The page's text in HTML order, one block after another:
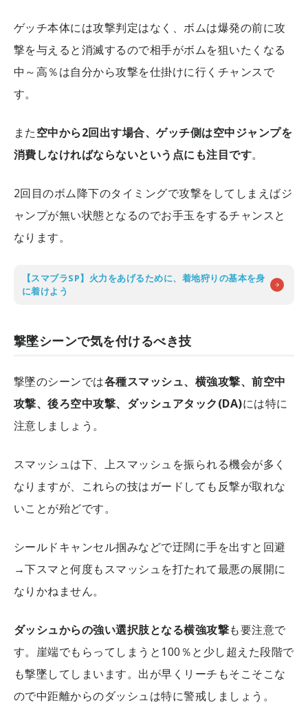
ゲッチ本体には攻撃判定はなく、ボムは爆発の前に攻
撃を与えると消滅するので相手がボムを狙いたくなる
中～高％は自分から攻撃を仕掛けに行くチャンスで
す。
また空中から2回出す場合、ゲッチ側は空中ジャンプを
消費しなければならないという点にも注目です。
2回目のボム降下のタイミングで攻撃をしてしまえばジ
ャンプが無い状態となるのでお手玉をするチャンスと
なります。
【スマブラSP】火力をあげるために、着地狩りの基本を身
に着けよう
撃墜シーンで気を付けるべき技
撃墜のシーンでは各種スマッシュ、横強攻撃、前空中
攻撃、後ろ空中攻撃、ダッシュアタック(DA)には特に
注意しましょう。
スマッシュは下、上スマッシュを振られる機会が多く
なりますが、これらの技はガードしても反撃が取れな
いことが殆どです。
シールドキャンセル掴みなどで迂闊に手を出すと回避
→下スマと何度もスマッシュを打たれて最悪の展開に
なりかねません。
ダッシュからの強い選択肢となる横強攻撃も要注意で
す。崖端でもらってしまうと100％と少し超えた段階で
も撃墜してしまいます。出が早くリーチもそこそこな
ので中距離からのダッシュは特に警戒しましょう。